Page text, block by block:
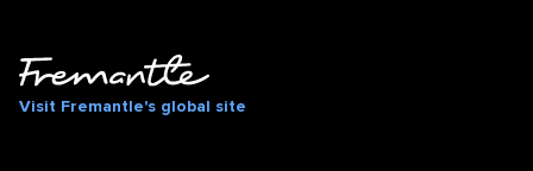
Visit Fremantle's global site